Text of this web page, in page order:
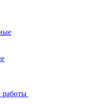
работы